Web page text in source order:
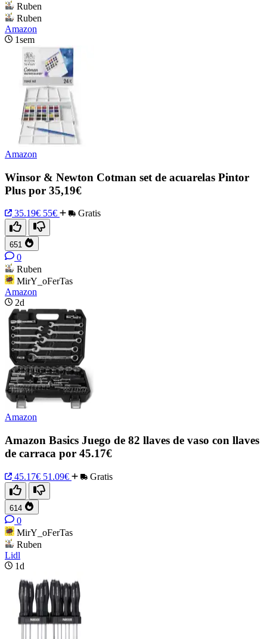
Ruben
Ruben
Amazon
1sem
Amazon
Winsor & Newton Cotman set de acuarelas Pintor
Plus por 35,19€
35.19€ 55€ Gratis
651
0
Ruben
MirY_oFerTas
Amazon
2d
Amazon
Amazon Basics Juego de 82 llaves de vaso con llaves
de carraca por 45.17€
45.17€ 51.09€ Gratis
614
0
MirY_oFerTas
Ruben
Lidl
1d